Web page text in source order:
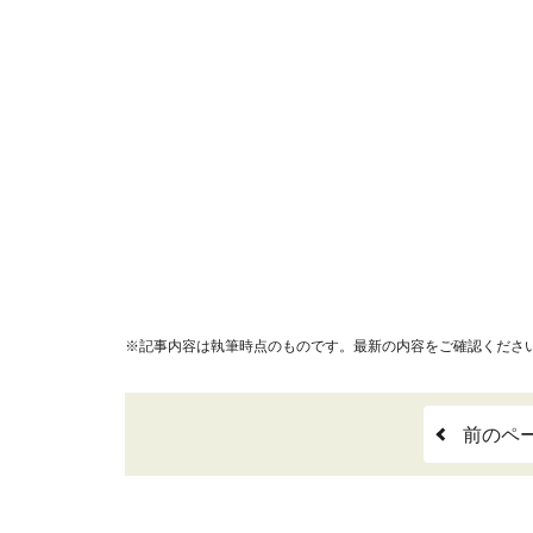
※記事内容は執筆時点のものです。最新の内容をご確認くださ
前のペ